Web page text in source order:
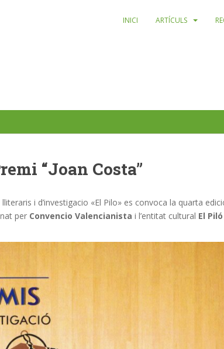
INICI ARTÍCULS
“Joan Costa”
i d’investigacio «El Pilo» es convoca la quarta
per Convencio Valencianista i l’entitat cultural El Piló